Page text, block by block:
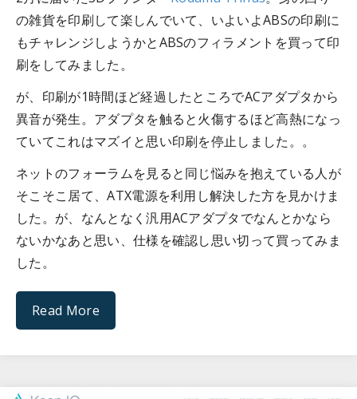
の雑貨を印刷して楽しんでいて、いよいよABSの印刷に
もチャレンジしようかとABSのフィラメントを買って印
刷をしてみました。
が、印刷が1時間ほど経過したところでACアダプタから
異音が発生。アダプタを触ると火傷するほど高熱になっ
ていてこれはマズイと思い印刷を停止しました。。
ネットのフォーラムを見ると同じ悩みを抱えている人が
そこそこ居て、ATX電源を利用し解決した方を見かけま
した。が、なんとなく汎用ACアダプタでなんとかなら
ないかなあと思い、仕様を確認し思い切って買ってみま
した。
Read More